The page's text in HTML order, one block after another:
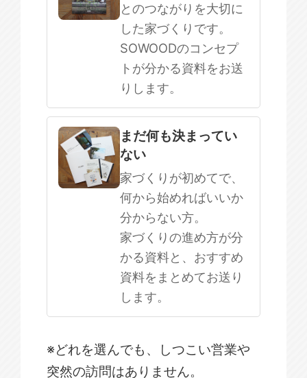
とのつながりを大切に
した家づくりです。
SOWOODのコンセプ
トが分かる資料をお送
りします。
まだ何も決まってい
ない
家づくりが初めてで、
何から始めればいいか
分からない方。
家づくりの進め方が分
かる資料と、おすすめ
資料をまとめてお送り
します。
※どれを選んでも、しつこい営業や
突然の訪問はありません。